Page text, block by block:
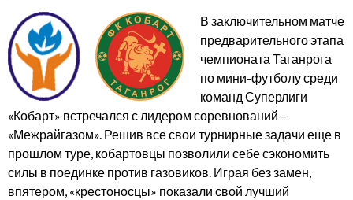
В заключительном матче
предварительного этапа
чемпионата Таганрога
по мини-футболу среди
команд Суперлиги
«Кобарт» встречался с лидером соревнований –
«Межрайгазом». Решив все свои турнирные задачи еще в
прошлом туре, кобартовцы позволили себе сэкономить
силы в поединке против газовиков. Играя без замен,
впятером, «крестоносцы» показали свой лучший